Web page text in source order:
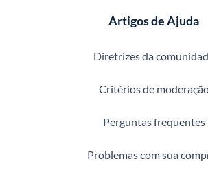
Artigos de Ajuda
Diretrizes da
Critérios de
Perguntas frequentes
Problemas com sua